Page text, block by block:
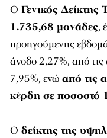
O Γενικός Δείκτης
1.735,68 μονάδες,
προηγούμενης
άνοδο 2,27%, από
7,95%, ενώ από τις
κέρδη σε ποσοστό
Ο δείκτης της